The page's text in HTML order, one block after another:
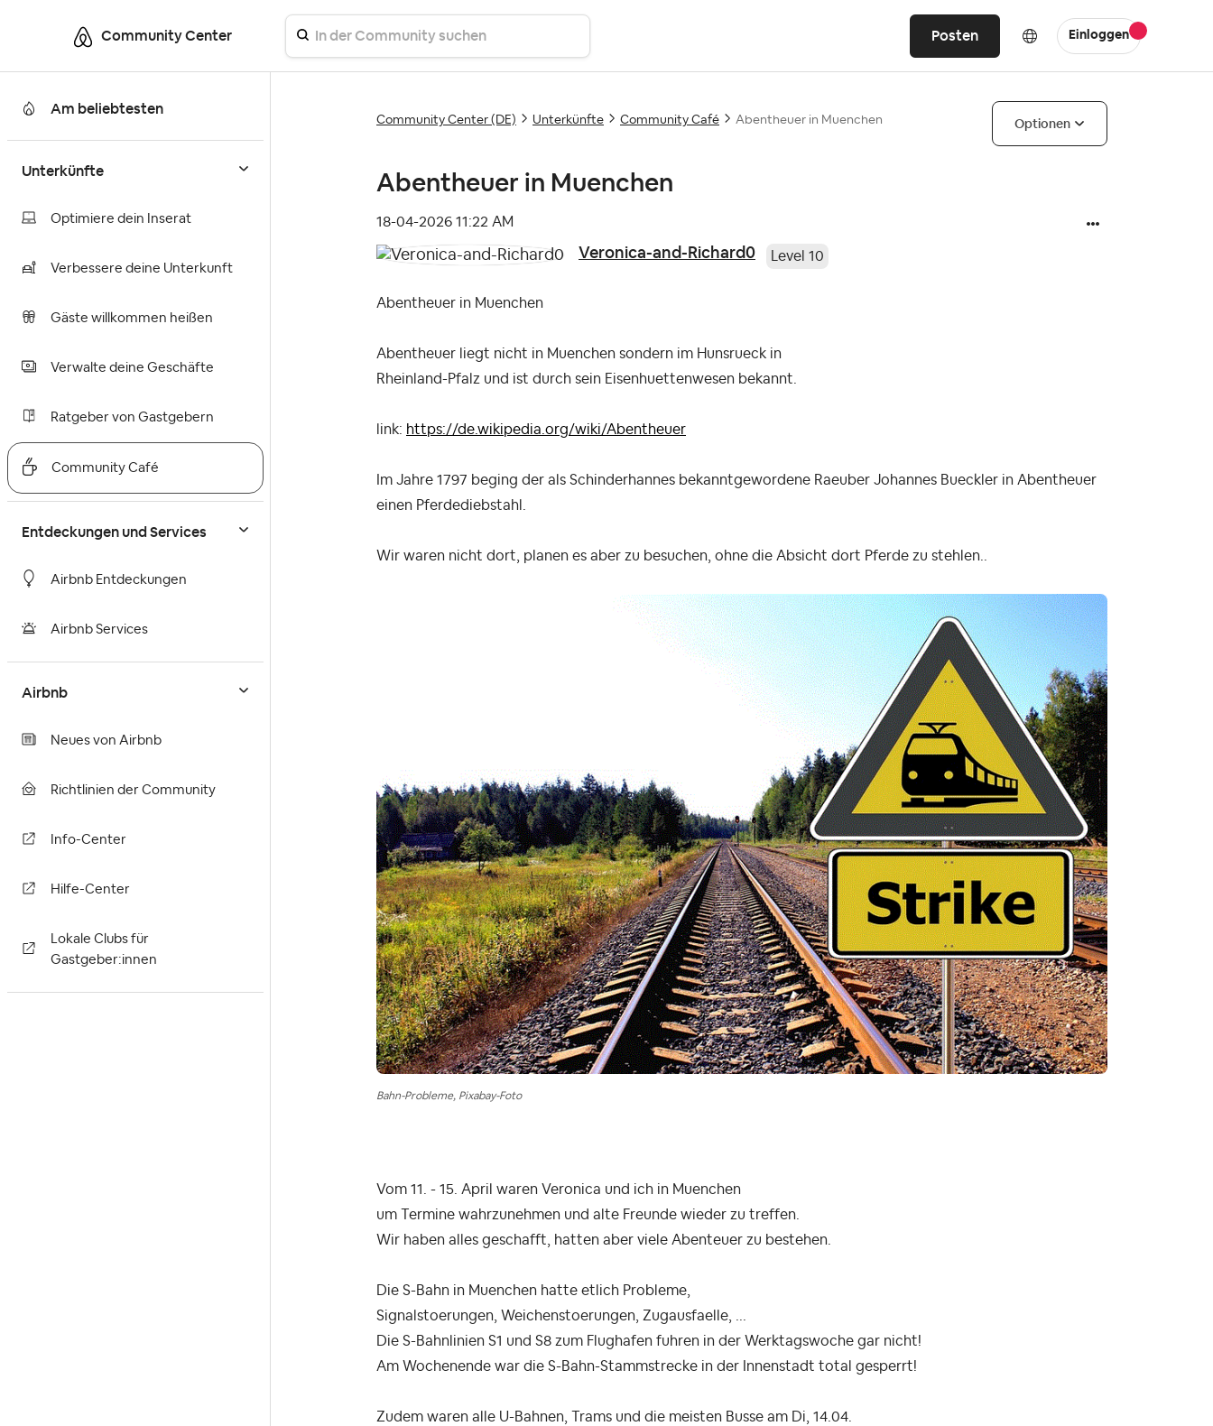
Community Center Posten Einloggen
Am beliebtesten
Unterkünfte
Optimiere dein Inserat
Verbessere deine Unterkunft
Gäste willkommen heißen
Verwalte deine Geschäfte
Ratgeber von Gastgebern
Community Café
Entdeckungen und Services
Airbnb Entdeckungen
Airbnb Services
Airbnb
Neues von Airbnb
Richtlinien der Community
Info-Center
Hilfe-Center
Lokale Clubs für
Gastgeber:innen
Community Center (DE) Unterkünfte Community Café Abentheuer in Muenchen Optionen
Abentheuer in Muenchen
‎18-04-2026 11:22 AM
Veronica-and-Richard0 Level 10
Abentheuer in Muenchen
Abentheuer liegt nicht in Muenchen sondern im Hunsrueck in
Rheinland-Pfalz und ist durch sein Eisenhuettenwesen bekannt.
link: https://de.wikipedia.org/wiki/Abentheuer
Im Jahre 1797 beging der als Schinderhannes bekanntgewordene Raeuber Johannes Bueckler in Abentheuer
einen Pferdediebstahl.
Wir waren nicht dort, planen es aber zu besuchen, ohne die Absicht dort Pferde zu stehlen..
Bahn-Probleme, Pixabay-Foto
Vom 11. - 15. April waren Veronica und ich in Muenchen
um Termine wahrzunehmen und alte Freunde wieder zu treffen.
Wir haben alles geschafft, hatten aber viele Abenteuer zu bestehen.
Die S-Bahn in Muenchen hatte etlich Probleme,
Signalstoerungen, Weichenstoerungen, Zugausfaelle, ...
Die S-Bahnlinien S1 und S8 zum Flughafen fuhren in der Werktagswoche gar nicht!
Am Wochenende war die S-Bahn-Stammstrecke in der Innenstadt total gesperrt!
Zudem waren alle U-Bahnen, Trams und die meisten Busse am Di, 14.04.